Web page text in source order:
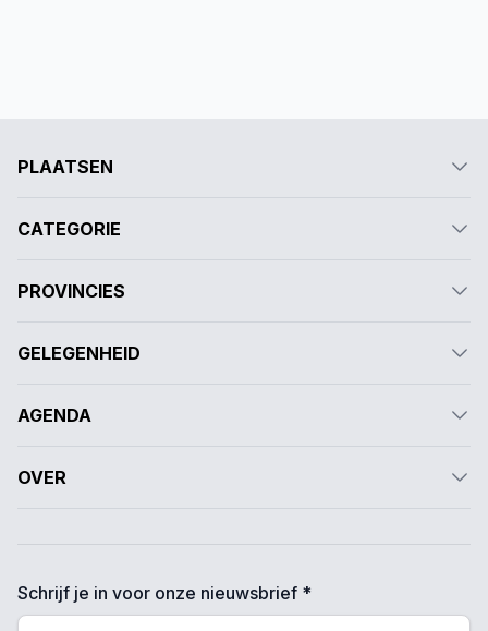
PLAATSEN
CATEGORIE
PROVINCIES
GELEGENHEID
AGENDA
OVER
Schrijf je in voor onze nieuwsbrief *